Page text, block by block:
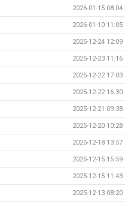
2026-01-15 08:04
2026-01-10 11:05
2025-12-24 12:09
2025-12-23 11:16
2025-12-22 17:03
2025-12-22 16:30
2025-12-21 09:38
2025-12-20 10:28
2025-12-18 13:57
2025-12-15 15:59
2025-12-15 11:43
2025-12-13 08:20